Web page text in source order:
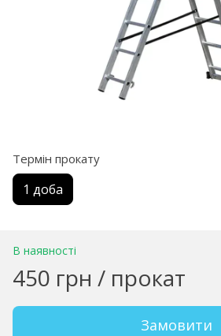
Термін прокату
1 доба
В наявності
450 грн / прокат
Замовити